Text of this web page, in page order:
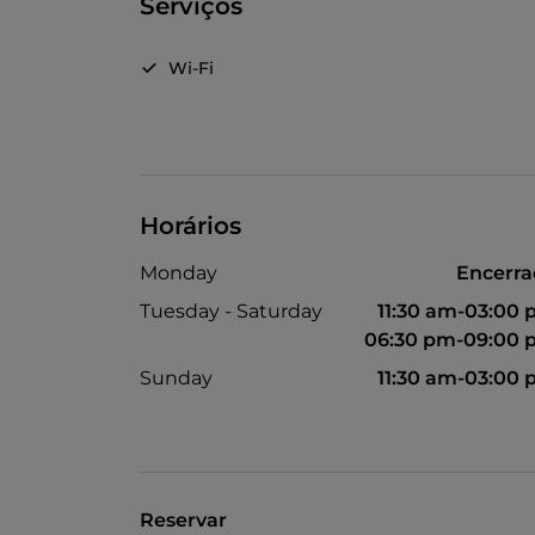
Serviços
Wi-Fi
Horários
Monday
Tuesday - Saturday
11:30 am-03:00
06:30 pm-09:00
Sunday
11:30 am-03:00
Reservar